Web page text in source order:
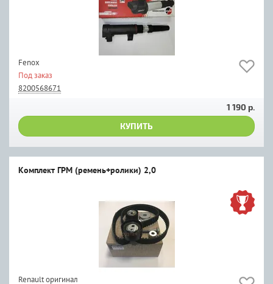
Fenox
Под заказ
8200568671
1 190 р.
КУПИТЬ
Комплект ГРМ (ремень+ролики) 2,0
Renault оригинал